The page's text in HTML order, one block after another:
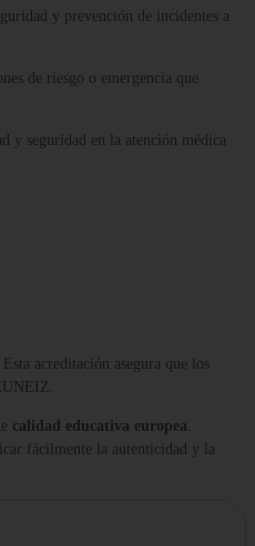
y prevención de incidentes a
de riesgo o emergencia que
y seguridad en la atención médica
Esta acreditación asegura que los
calidad educativa europea.
fácilmente la autenticidad y la